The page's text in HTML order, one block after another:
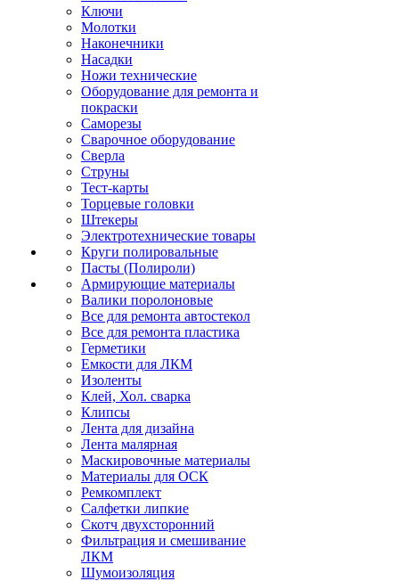
Ключи
Молотки
Наконечники
Насадки
Ножи технические
Оборудование для ремонта и
покраски
Саморезы
Сварочное оборудование
Сверла
Струны
Тест-карты
Торцевые головки
Штекеры
Электротехнические товары
Круги полировальные
Пасты (Полироли)
Армирующие материалы
Валики поролоновые
Все для ремонта автостекол
Все для ремонта пластика
Герметики
Емкости для ЛКМ
Изоленты
Клей, Хол. сварка
Клипсы
Лента для дизайна
Лента малярная
Маскировочные материалы
Материалы для ОСК
Ремкомплект
Салфетки липкие
Скотч двухсторонний
Фильтрация и смешивание
ЛКМ
Шумоизоляция